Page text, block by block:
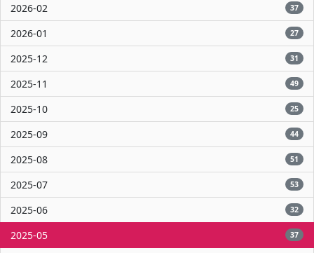
2026-02 37
2026-01 27
2025-12 31
2025-11 49
2025-10 25
2025-09 44
2025-08 51
2025-07 53
2025-06 32
2025-05 37